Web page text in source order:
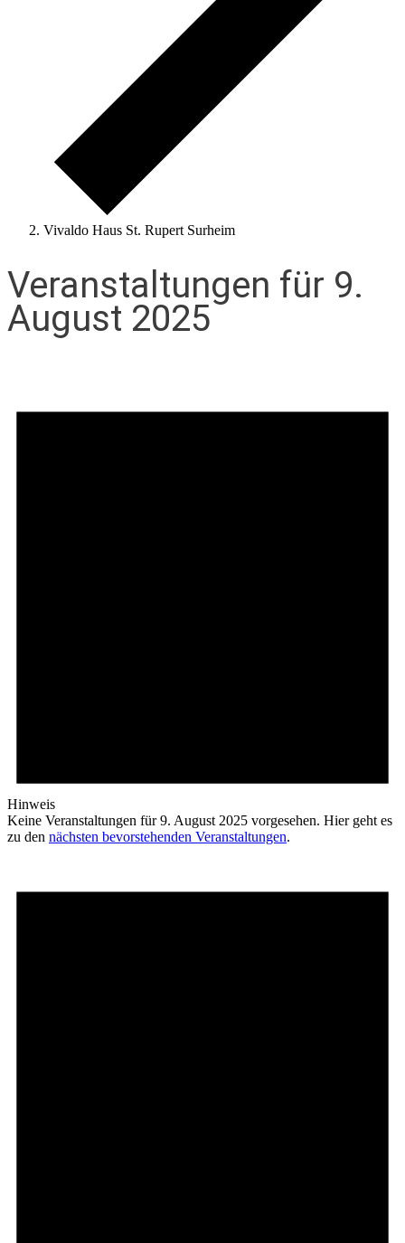
Vivaldo Haus St. Rupert Surheim
Veranstaltungen für 9.
August 2025
Hinweis
Keine Veranstaltungen für 9. August 2025 vorgesehen. Hier geht es
zu den nächsten bevorstehenden Veranstaltungen.